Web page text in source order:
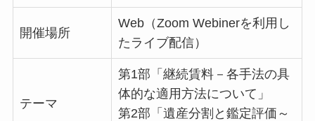
開催場所
Web（Zoom Webinerを利用し
たライブ配信）
テーマ
第1部「継続賃料－各手法の具
体的な適用方法について」
第2部「遺産分割と鑑定評価～